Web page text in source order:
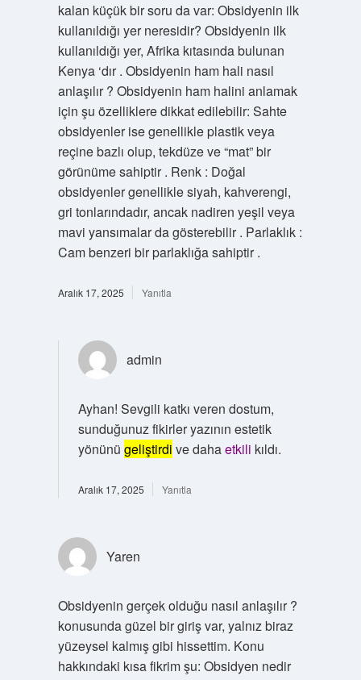
kalan küçük bir soru da var: Obsidyenin ilk
kullanıldığı yer neresidir? Obsidyenin ilk
kullanıldığı yer, Afrika kıtasında bulunan
Kenya ‘dır . Obsidyenin ham hali nasıl
anlaşılır ? Obsidyenin ham halini anlamak
için şu özelliklere dikkat edilebilir: Sahte
obsidyenler ise genellikle plastik veya
reçine bazlı olup, tekdüze ve “mat” bir
görünüme sahiptir . Renk : Doğal
obsidyenler genellikle siyah, kahverengi,
gri tonlarındadır, ancak nadiren yeşil veya
mavi yansımalar da gösterebilir . Parlaklık :
Cam benzeri bir parlaklığa sahiptir .
Aralık 17, 2025 Yanıtla
admin
Ayhan! Sevgili katkı veren dostum,
sunduğunuz fikirler yazının estetik
yönünü geliştirdi ve dahaetkili kıldı.
Aralık 17, 2025 Yanıtla
Yaren
Obsidyenin gerçek olduğu nasıl anlaşılır ?
konusunda güzel bir giriş var, yalnız biraz
yüzeysel kalmış gibi hissettim. Konu
hakkındaki kısa fikrim şu: Obsidyen nedir